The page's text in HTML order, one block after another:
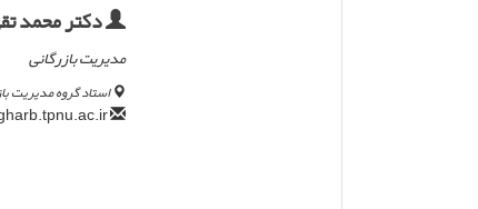
دکتر محمد
مدیریت بازرگانی
استاد گروه مدیریت